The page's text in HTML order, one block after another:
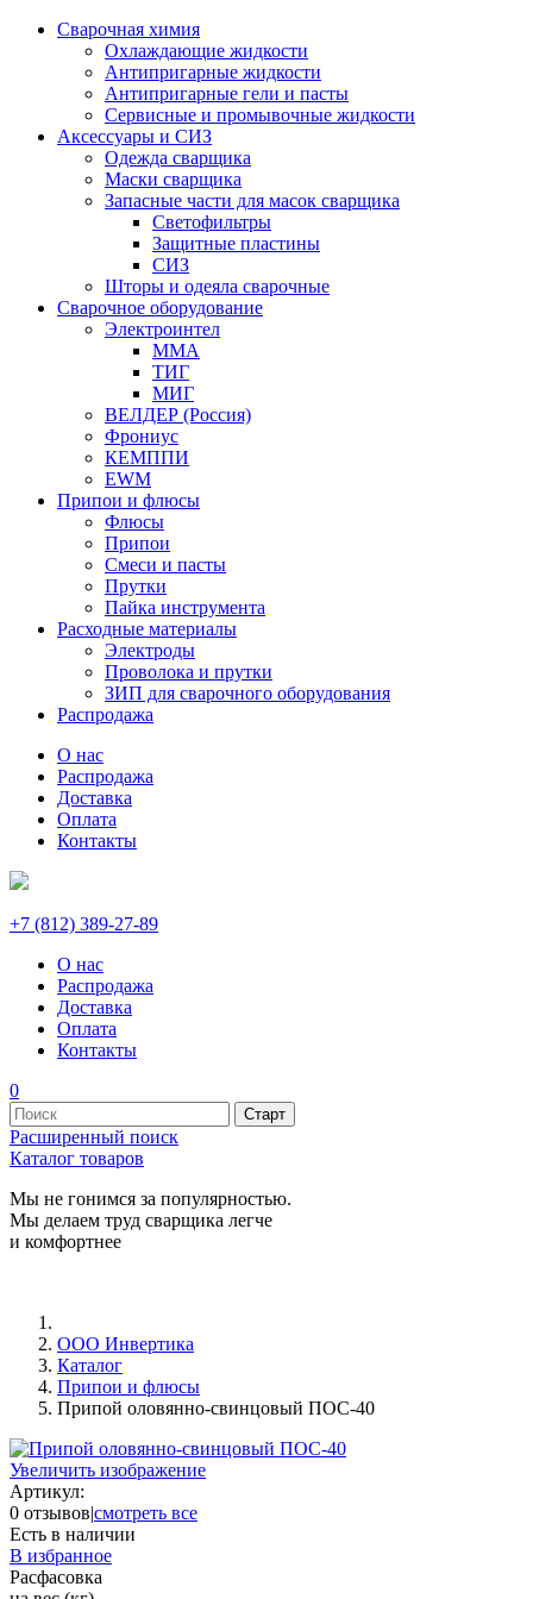
Сварочная химия
Охлаждающие жидкости
Антипригарные жидкости
Антипригарные гели и пасты
Сервисные и промывочные жидкости
Аксессуары и СИЗ
Одежда сварщика
Маски сварщика
Запасные части для масок сварщика
Светофильтры
Защитные пластины
СИЗ
Шторы и одеяла сварочные
Сварочное оборудование
Электроинтел
ММА
ТИГ
МИГ
ВЕЛДЕР (Россия)
Фрониус
КЕМППИ
EWM
Припои и флюсы
Флюсы
Припои
Смеси и пасты
Прутки
Пайка инструмента
Расходные материалы
Электроды
Проволока и прутки
ЗИП для сварочного оборудования
Распродажа
О нас
Распродажа
Доставка
Оплата
Контакты
+7 (812) 389-27-89
О нас
Распродажа
Доставка
Оплата
Контакты
0
Расширенный поиск
Каталог товаров
Мы не гонимся за популярностью.
Мы делаем труд сварщика легче
и комфортнее
ООО Инвертика
Каталог
Припои и флюсы
Припой оловянно-свинцовый ПОС-40
Увеличить изображение
Артикул:
0 отзывов|смотреть все
Есть в наличии
В избранное
Расфасовка